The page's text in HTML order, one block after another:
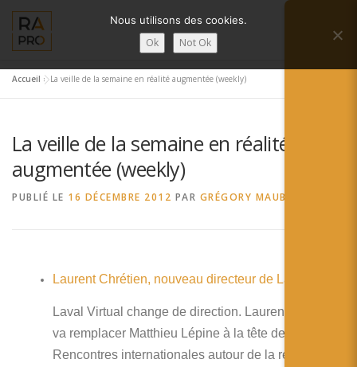
contenu
Menu
SERVICES RA’PRO ACTUALITÉ DE LA RA
简体中文
Accueil »La veille de la semaine en réalité augmentée (weekly)
La veille de la semaine en réalité
augmentée (weekly)
PUBLIÉ LE 16 DÉCEMBRE 2012 PAR GRÉGORY MAUBON
Laurent Chrétien, nouveau directeur de Laval virtual
Laval Virtual change de direction. Laurent Chrétien
va remplacer Matthieu Lépine à la tête de ces
Rencontres internationales autour de la réalité
Nous utilisons des cookies.
Ok Not Ok